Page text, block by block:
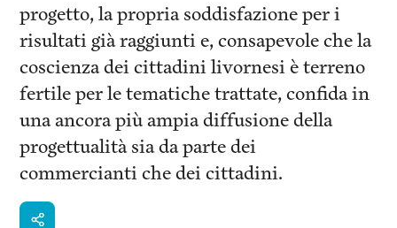
progetto, la propria soddisfazione per i
risultati già raggiunti e, consapevole che la
coscienza dei cittadini livornesi è terreno
fertile per le tematiche trattate, confida in
una ancora più ampia diffusione della
progettualità sia da parte dei
commercianti che dei cittadini.